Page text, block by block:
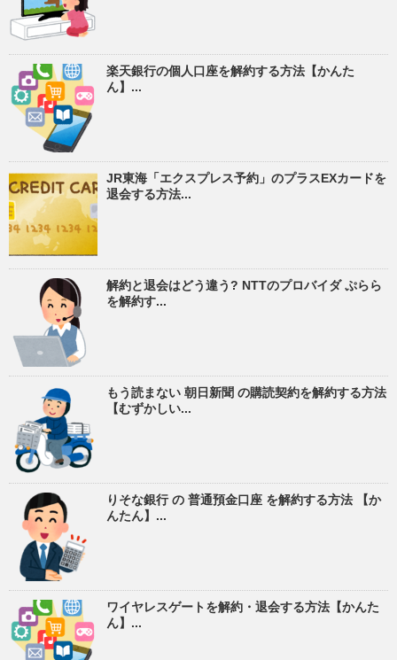
楽天銀行の個人口座を解約する方法【かんた
ん】...
JR東海「エクスプレス予約」のプラスEXカードを
退会する方法...
解約と退会はどう違う? NTTのプロバイダ ぷらら
を解約す...
もう読まない 朝日新聞 の購読契約を解約する方法
【むずかしい...
りそな銀行 の 普通預金口座 を解約する方法 【か
んたん】...
ワイヤレスゲートを解約・退会する方法【かんた
ん】...